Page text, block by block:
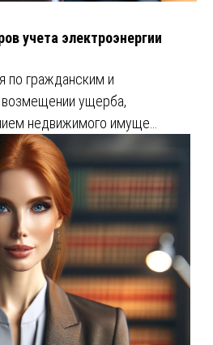
учета электроэнергии
по гражданским и
ущерба,
недвижимого имуще…